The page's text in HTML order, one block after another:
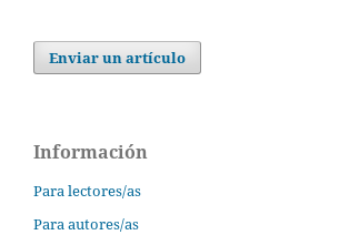
Enviar un artículo
Información
Para lectores/as
Para autores/as